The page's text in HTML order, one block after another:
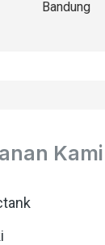
Bandung
Kami